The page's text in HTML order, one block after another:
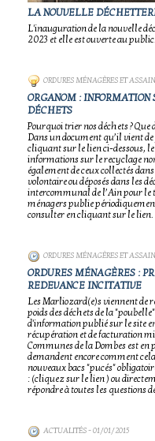
LA NOUVELLE
L'inauguration de la nouvelle
2023 et elle est ouverte au public.
ORDURES MÉNAGÈRES ET
ORGANOM : INFORMATION
DÉCHETS
Pourquoi trier nos déchets ?
Dans un document qu’il vient
cliquant sur le lien ci-dessous,
informations sur le recyclage
également de ceux collectés
volontaire ou déposés dans les
intercommunal de l’Ain pour le
ménagers publie
consulter en cliquant sur le lien.
ORDURES MÉNAGÈRES ET
ORDURES MÉNAGÈRES :
REDEVANCE INCITATIVE
Les Marliozard(e)s viennent de
poids des déchets de la
d'information publié sur le site
récupération et de facturation
Communes de la Dombes est en
demandent encore comment
nouveaux bacs "pucés"
: (cliquez sur le lien ) ou
répondre à toutes les questions
ACTUALITÉS- 01/01/2015